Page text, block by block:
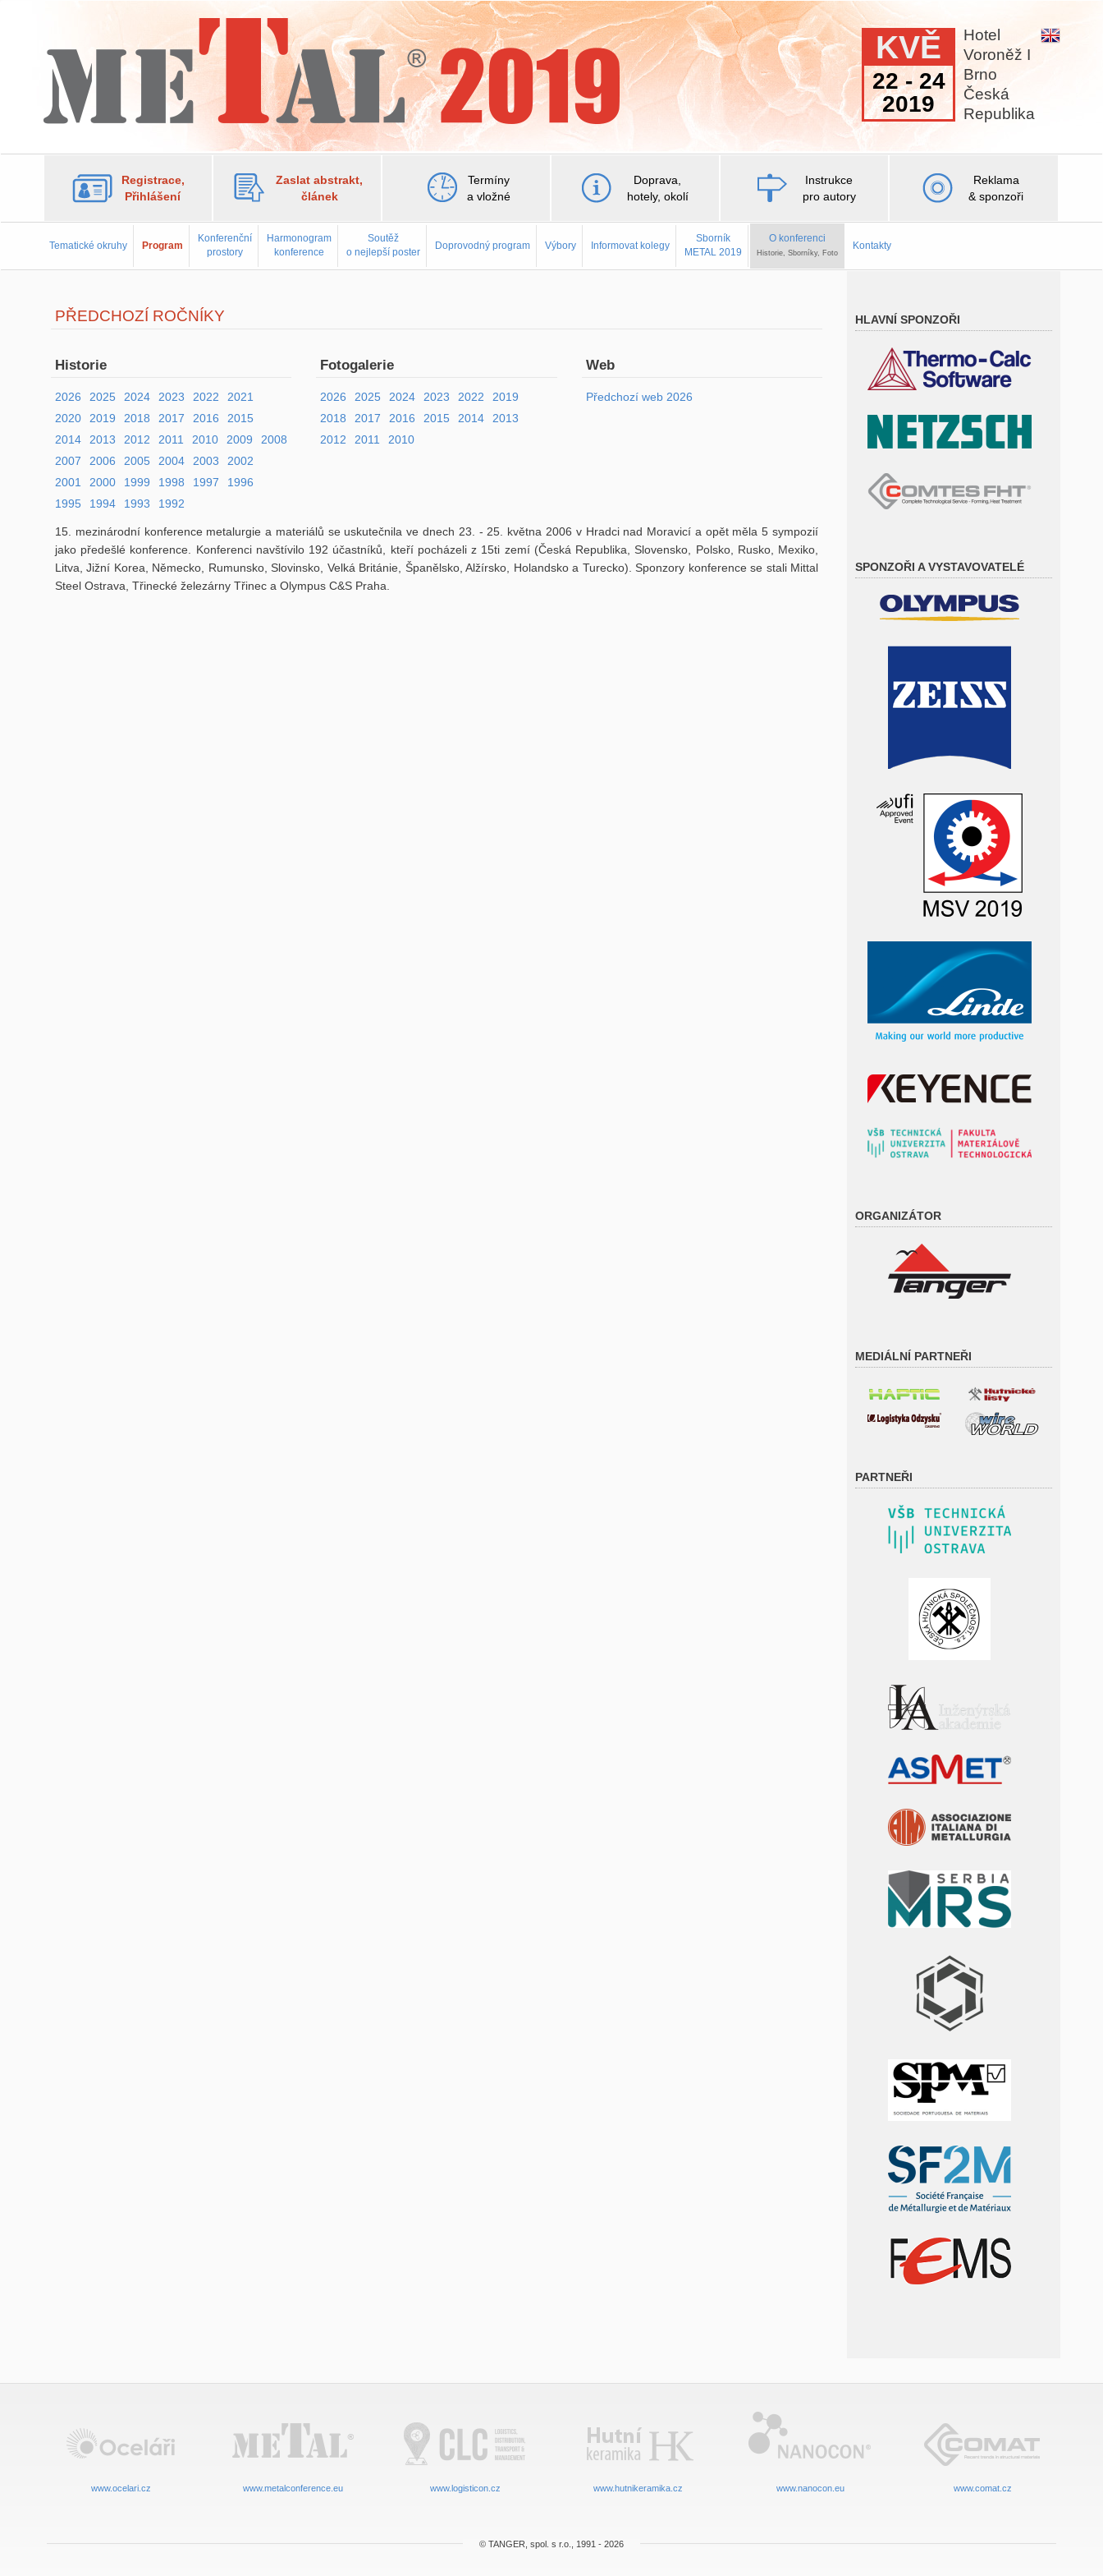
Hotel
Voroněž I
Brno
Česká
Republika
KVĚ
22 - 24
2019
Registrace,
Přihlášení
Zaslat abstrakt,
článek
Termíny
a vložné
Doprava,
hotely, okolí
Instrukce
pro autory
Reklama
& sponzoři
Tematické okruhy Program
Konferenční
prostory
Harmonogram
konference
Soutěž
o nejlepší poster
Doprovodný program Výbory Informovat kolegy
Sborník
METAL 2019
O konferenci
Historie, Sborníky, Foto
Kontakty
PŘEDCHOZÍ ROČNÍKY
Historie
2026 2025 2024 2023 2022
2021
2020
2019 2018 2017 2016
2015
2014
2013 2012 2011 2010 2009
2008
2007
2006 2005 2004 2003
2002
2001
2000 1999 1998 1997
1996
1995
1994 1993 1992
Fotogalerie
2026 2025 2024 2023 2022
2019
2018
2017 2016 2015 2014
2013
2012
2011 2010
Web
Předchozí web 2026
15. mezinárodní konference metalurgie a materiálů se uskutečnila ve dnech 23. - 25. května 2006 v Hradci nad Moravicí a opět měla 5 sympozií
jako předešlé konference. Konferenci navštívilo 192 účastníků, kteří pocházeli z 15ti zemí (Česká Republika, Slovensko, Polsko, Rusko, Mexiko,
Litva, Jižní Korea, Německo, Rumunsko, Slovinsko, Velká Británie, Španělsko, Alžírsko, Holandsko a Turecko). Sponzory konference se stali Mittal
Steel Ostrava, Třinecké železárny Třinec a Olympus C&S Praha.
HLAVNÍ SPONZOŘI
SPONZOŘI A VYSTAVOVATELÉ
ORGANIZÁTOR
MEDIÁLNÍ PARTNEŘI
PARTNEŘI
www.ocelari.cz www.metalconference.eu www.logisticon.cz www.hutnikeramika.cz www.nanocon.eu www.comat.cz
© TANGER, spol. s r.o., 1991 - 2026